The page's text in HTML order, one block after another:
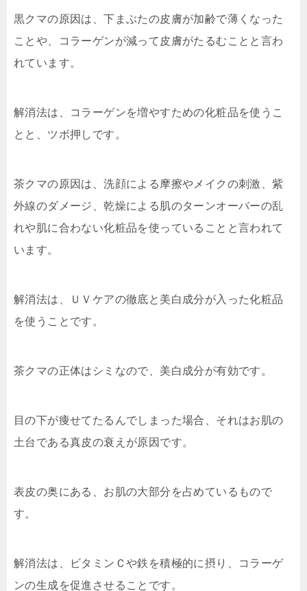
黒クマの原因は、下まぶたの皮膚が加齢で薄くなった
ことや、コラーゲンが減って皮膚がたるむことと言わ
れています。
解消法は、コラーゲンを増やすための化粧品を使うこ
とと、ツボ押しです。
茶クマの原因は、洗顔による摩擦やメイクの刺激、紫
外線のダメージ、乾燥による肌のターンオーバーの乱
れや肌に合わない化粧品を使っていることと言われて
います。
解消法は、ＵＶケアの徹底と美白成分が入った化粧品
を使うことです。
茶クマの正体はシミなので、美白成分が有効です。
目の下が痩せてたるんでしまった場合、それはお肌の
土台である真皮の衰えが原因です。
表皮の奥にある、お肌の大部分を占めているもので
す。
解消法は、ビタミンＣや鉄を積極的に摂り、コラーゲ
ンの生成を促進させることです。